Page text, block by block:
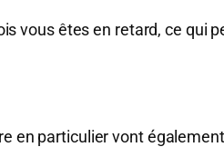
vous êtes en retard, ce qui
en particulier vont